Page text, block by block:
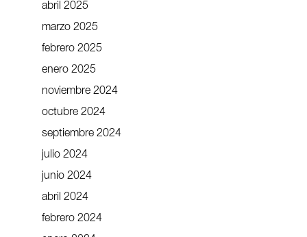
abril 2025
marzo 2025
febrero 2025
enero 2025
noviembre 2024
octubre 2024
septiembre 2024
julio 2024
junio 2024
abril 2024
febrero 2024